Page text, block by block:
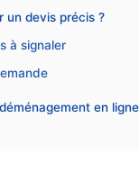
un devis précis ?
à signaler
en ligne